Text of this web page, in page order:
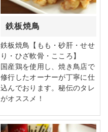
鉄板焼鳥
鉄板焼鳥【もも・砂肝・せせ
り・ひざ軟骨・こころ】
国産鶏を使用し、焼き鳥店で
修行したオーナーが丁寧に仕
込んでおります。秘伝のタレ
がオススメ！